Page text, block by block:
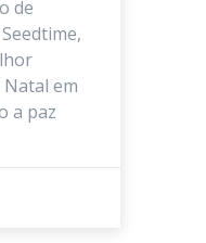
de
em
a paz